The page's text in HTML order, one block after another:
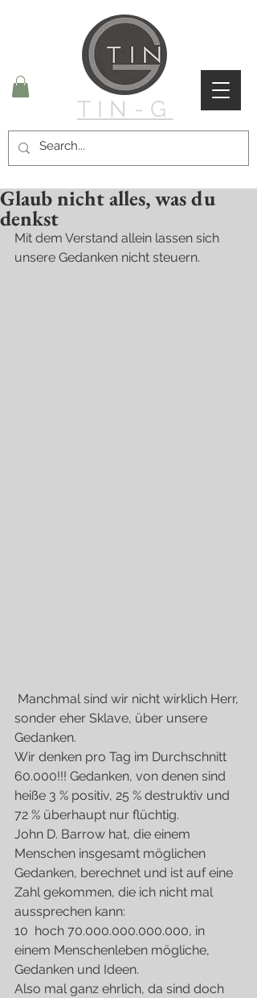
TIN-G
Glaub nicht alles, was du
denkst
Mit dem Verstand allein lassen sich
unsere Gedanken nicht steuern.
sonder eher Sklave, über unsere
Gedanken.
Wir denken pro Tag im Durchschnitt
60.000!!! Gedanken, von denen sind
heiße 3 % positiv, 25 % destruktiv und
72 % überhaupt nur flüchtig.
John D. Barrow hat, die einem
Menschen insgesamt möglichen
Gedanken, berechnet und ist auf eine
Zahl gekommen, die ich nicht mal
aussprechen kann:
10  hoch 70.000.000.000.000, in
einem Menschenleben mögliche,
Gedanken und Ideen.
Also mal ganz ehrlich, da sind doch